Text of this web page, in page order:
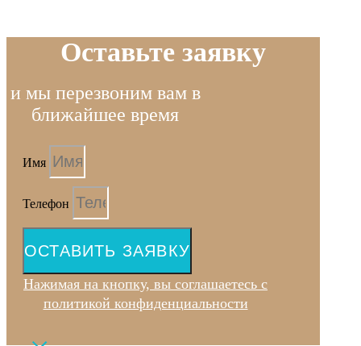
Оставьте заявку
и мы перезвоним вам в
ближайшее время
Имя
Телефон
ОСТАВИТЬ ЗАЯВКУ
Нажимая на кнопку, вы соглашаетесь с
политикой конфиденциальности